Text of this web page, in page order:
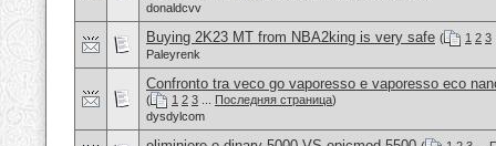
donaldcvv
Buying 2K23 MT from NBA2king is very safe ( 1 2 3
Paleyrenk
Confronto tra veco go vaporesso e vaporesso eco
( 1 2 3 Последняя страница)
dysdylcom